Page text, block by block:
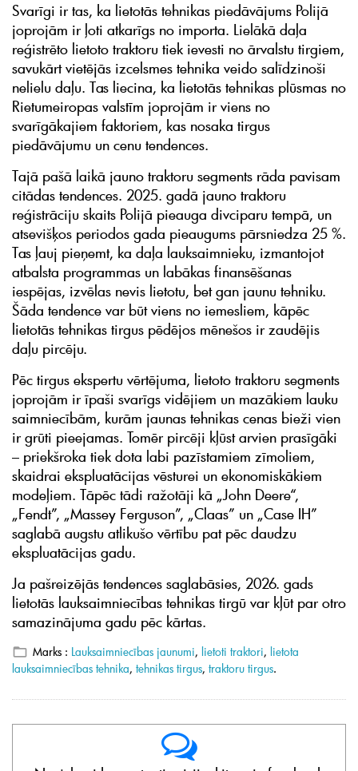
Svarīgi ir tas, ka lietotās tehnikas piedāvājums Polijā
joprojām ir ļoti atkarīgs no importa. Lielākā daļa
reģistrēto lietoto traktoru tiek ievesti no ārvalstu tirgiem,
savukārt vietējās izcelsmes tehnika veido salīdzinoši
nelielu daļu. Tas liecina, ka lietotās tehnikas plūsmas no
Rietumeiropas valstīm joprojām ir viens no
svarīgākajiem faktoriem, kas nosaka tirgus
piedāvājumu un cenu tendences.
Tajā pašā laikā jauno traktoru segments rāda pavisam
citādas tendences. 2025. gadā jauno traktoru
reģistrāciju skaits Polijā pieauga divciparu tempā, un
atsevišķos periodos gada pieaugums pārsniedza 25 %.
Tas ļauj pieņemt, ka daļa lauksaimnieku, izmantojot
atbalsta programmas un labākas finansēšanas
iespējas, izvēlas nevis lietotu, bet gan jaunu tehniku.
Šāda tendence var būt viens no iemesliem, kāpēc
lietotās tehnikas tirgus pēdējos mēnešos ir zaudējis
daļu pircēju.
Pēc tirgus ekspertu vērtējuma, lietoto traktoru segments
joprojām ir īpaši svarīgs vidējiem un mazākiem lauku
saimniecībām, kurām jaunas tehnikas cenas bieži vien
ir grūti pieejamas. Tomēr pircēji kļūst arvien prasīgāki
– priekšroka tiek dota labi pazīstamiem zīmoliem,
skaidrai ekspluatācijas vēsturei un ekonomiskākiem
modeļiem. Tāpēc tādi ražotāji kā „John Deere“,
„Fendt”, „Massey Ferguson”, „Claas” un „Case IH”
saglabā augstu atlikušo vērtību pat pēc daudzu
ekspluatācijas gadu.
Ja pašreizējās tendences saglabāsies, 2026. gads
lietotās lauksaimniecības tehnikas tirgū var kļūt par otro
samazinājuma gadu pēc kārtas.
Marks : Lauksaimniecības jaunumi, lietoti traktori, lietota
lauksaimniecības tehnika, tehnikas tirgus, traktoru tirgus.